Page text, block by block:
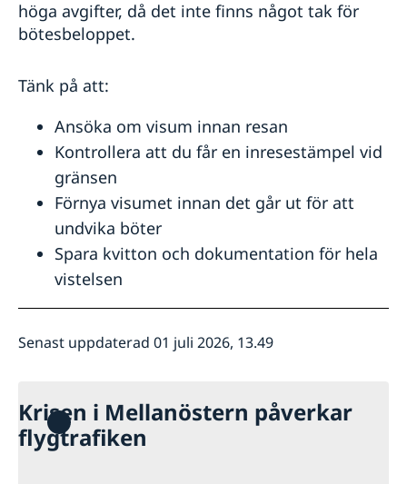
höga avgifter, då det inte finns något tak för
bötesbeloppet.
Tänk på att:
Ansöka om visum innan resan
Kontrollera att du får en inresestämpel vid
gränsen
Förnya visumet innan det går ut för att
undvika böter
Spara kvitton och dokumentation för hela
vistelsen
Senast uppdaterad 01 juli 2026, 13.49
Krisen i Mellanöstern påverkar
flygtrafiken